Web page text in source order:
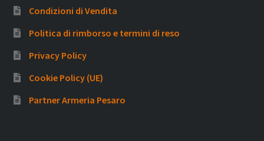
Condizioni di Vendita
Politica di rimborso e termini di reso
Privacy Policy
Cookie Policy (UE)
Partner Armeria Pesaro